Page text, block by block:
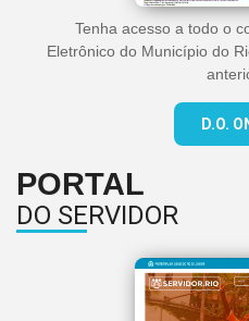
Tenha acesso a todo o
Eletrônico do Município do
D.O.
PORTAL
DO SERVIDOR